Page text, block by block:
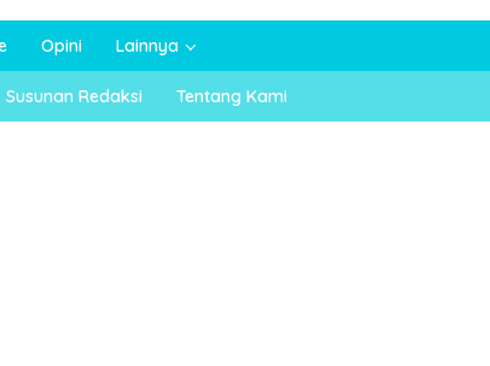
Opini Lainnya
Susunan Redaksi Tentang Kami